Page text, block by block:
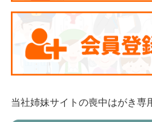
当社姉妹サイトの喪中はがき専